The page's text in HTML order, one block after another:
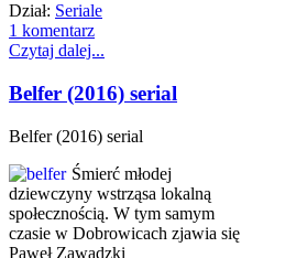
Dział: Seriale
1 komentarz
Czytaj dalej...
Belfer (2016) serial
Belfer (2016) serial
Śmierć młodej
dziewczyny wstrząsa lokalną
społecznością. W tym samym
czasie w Dobrowicach zjawia się
Paweł Zawadzki